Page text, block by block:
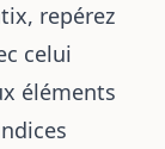
repérez
celui
éléments